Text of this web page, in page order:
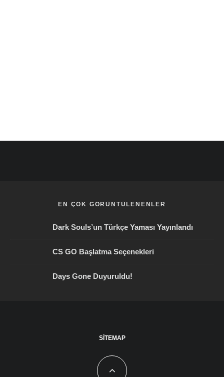
EN ÇOK GÖRÜNTÜLENENLER
Dark Souls’un Türkçe Yaması Yayınlandı
CS GO Başlatma Seçenekleri
Days Gone Duyuruldu!
SITEMAP